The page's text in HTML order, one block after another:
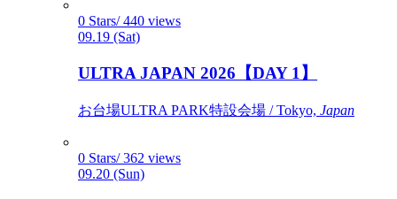
0 Stars/ 440 views
09.19 (Sat)
ULTRA JAPAN 2026【DAY 1】
お台場ULTRA PARK特設会場 / Tokyo, Japan
0 Stars/ 362 views
09.20 (Sun)